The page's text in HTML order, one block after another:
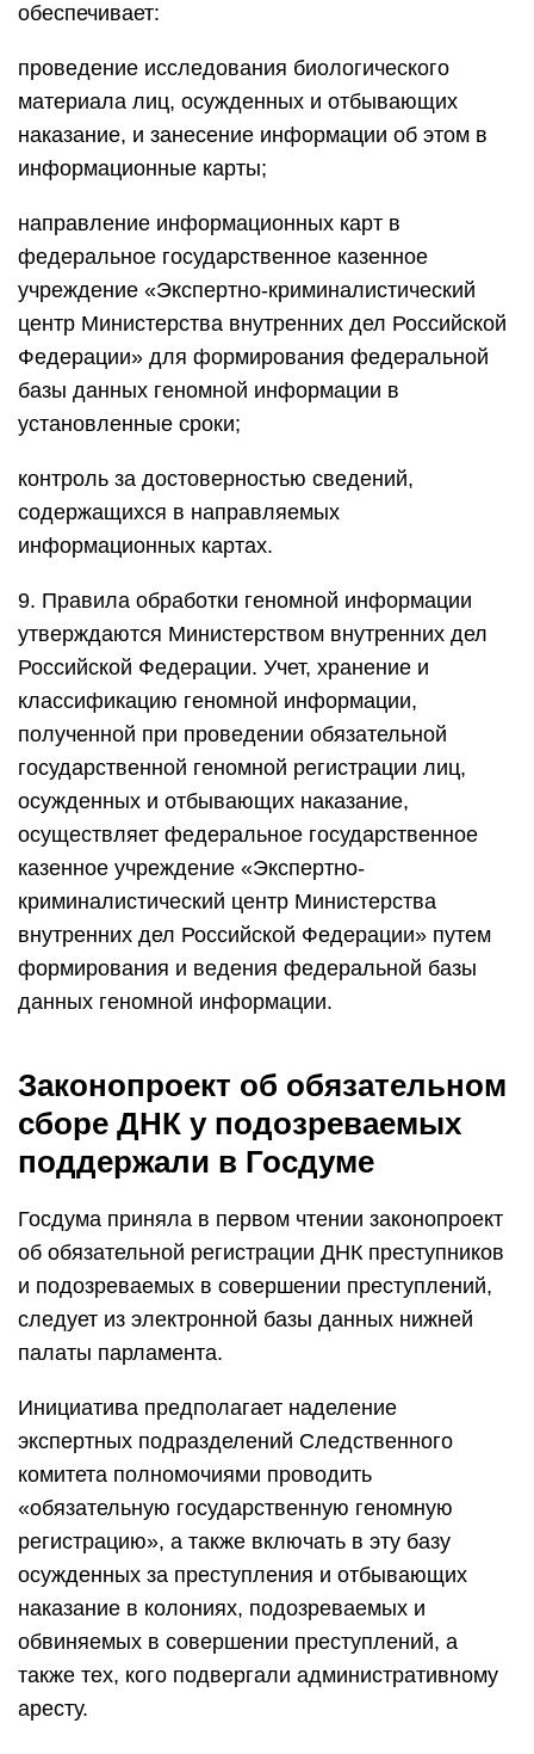
обеспечивает:
проведение исследования биологического
материала лиц, осужденных и отбывающих
наказание, и занесение информации об этом в
информационные карты;
направление информационных карт в
федеральное государственное казенное
учреждение «Экспертно-криминалистический
центр Министерства внутренних дел Российской
Федерации» для формирования федеральной
базы данных геномной информации в
установленные сроки;
контроль за достоверностью сведений,
содержащихся в направляемых
информационных картах.
9. Правила обработки геномной информации
утверждаются Министерством внутренних дел
Российской Федерации. Учет, хранение и
классификацию геномной информации,
полученной при проведении обязательной
государственной геномной регистрации лиц,
осужденных и отбывающих наказание,
осуществляет федеральное государственное
казенное учреждение «Экспертно-
криминалистический центр Министерства
внутренних дел Российской Федерации» путем
формирования и ведения федеральной базы
данных геномной информации.
Законопроект об обязательном
сборе ДНК у подозреваемых
поддержали в Госдуме
Госдума приняла в первом чтении законопроект
об обязательной регистрации ДНК преступников
и подозреваемых в совершении преступлений,
следует из электронной базы данных нижней
палаты парламента.
Инициатива предполагает наделение
экспертных подразделений Следственного
комитета полномочиями проводить
«обязательную государственную геномную
регистрацию», а также включать в эту базу
осужденных за преступления и отбывающих
наказание в колониях, подозреваемых и
обвиняемых в совершении преступлений, а
также тех, кого подвергали административному
аресту.